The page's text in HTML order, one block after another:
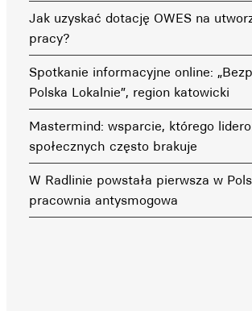
Jak uzyskać dotację OWES na
pracy?
Spotkanie informacyjne online:
Polska Lokalnie”, region katowicki
Mastermind: wsparcie, którego
społecznych często brakuje
W Radlinie powstała pierwsza w
pracownia antysmogowa